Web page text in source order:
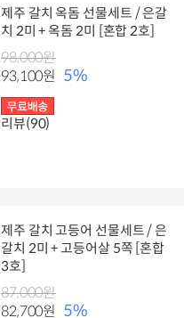
제주 갈치 옥돔 선물세트 / 은갈
치 2미 + 옥돔 2미 [혼합 2호]
98,000원
93,100원 5%
리뷰(90)
제주 갈치 고등어 선물세트 / 은
갈치 2미 + 고등어살 5쪽 [혼합
3호]
87,000원
82,700원 5%